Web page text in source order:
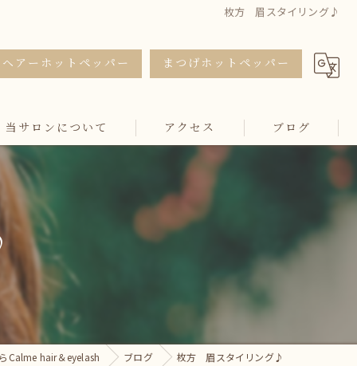
枚方 眉スタイリング♪
ヘアーホットペッパー まつげホットペッパー
当サロンについて
カット
ラー
リートメント
マツエク
まつ毛パーマ
アクセス ブログ
Calme hair＆eyelash ブログ 枚方 眉スタイリング♪